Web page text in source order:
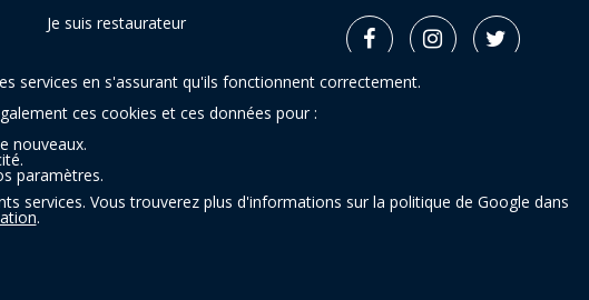
services en s'assurant qu'ils fonctionnent correctement.
ces cookies et ces données pour :
nouveaux.
paramètres.
services. Vous trouverez plus d'informations sur la politique de Google dans
.
Je suis restaurateur
Mettet 12 - 5640 Mettet (Belgique)